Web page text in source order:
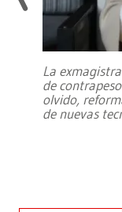
La
de
olvido,
de nuevas